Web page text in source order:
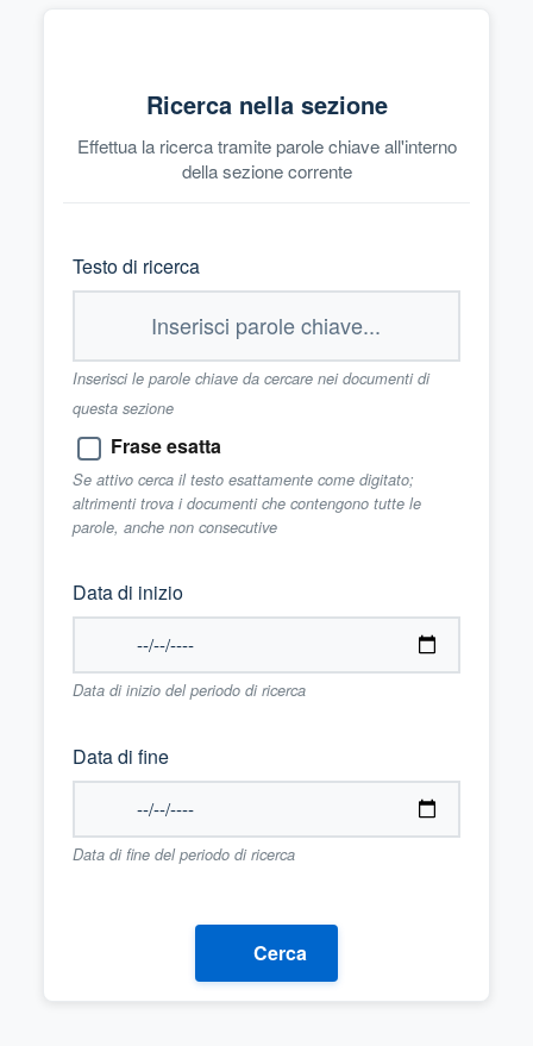
Ricerca nella sezione
Effettua la ricerca tramite parole chiave all'interno
della sezione corrente
Testo di ricerca
Inserisci le parole chiave da cercare nei documenti di
questa sezione
Frase esatta
Se attivo cerca il testo esattamente come digitato;
altrimenti trova i documenti che contengono tutte le
parole, anche non consecutive
Data di inizio
Data di inizio del periodo di ricerca
Data di fine
Data di fine del periodo di ricerca
Cerca